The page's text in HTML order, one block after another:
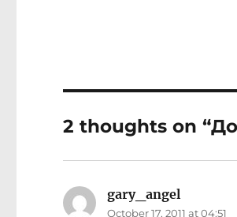
2 thoughts on
gary_angel
October 17, 2011 at 04:51